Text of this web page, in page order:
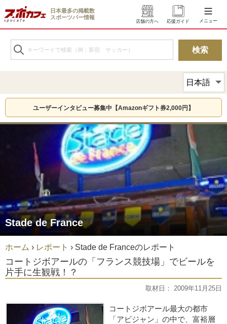
日本最多の掲載数
スポーツバー情報
店舗の方へ 応援ガイド メニュー
ユーザーインタビュー募集中【Amazonギフト券2,000円】
Stade de France
ホーム › レポート › Stade de Franceのレポート
コートジボアールの「フランス競技場」でビールを
片手に生観戦！？
取材日： 2009年11月25日
コートジボアール最大の都市
「アビジャン」の中で、富裕層